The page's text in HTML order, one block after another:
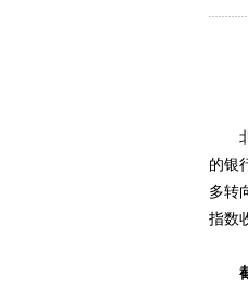
北
的银
多转
指数